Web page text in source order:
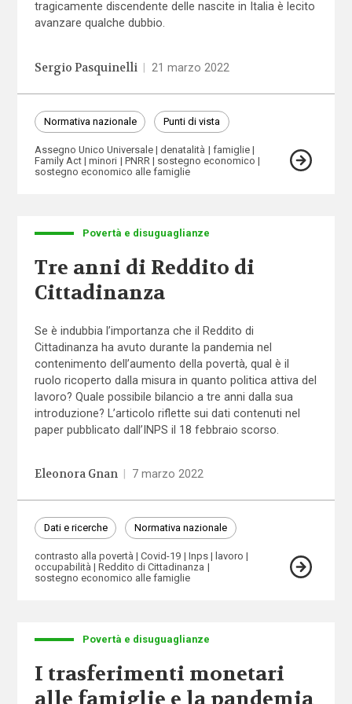
tragicamente discendente delle nascite in Italia è lecito
avanzare qualche dubbio.
Sergio Pasquinelli 21 marzo 2022
Normativa nazionale Punti di vista
Assegno Unico Universale denatalità
famiglie
Family Act
minori PNRR
sostegno economico
sostegno economico alle famiglie
Povertà e disuguaglianze
Tre anni di Reddito di
Cittadinanza
Se è indubbia l’importanza che il Reddito di
Cittadinanza ha avuto durante la pandemia nel
contenimento dell’aumento della povertà, qual è il
ruolo ricoperto dalla misura in quanto politica attiva del
lavoro? Quale possibile bilancio a tre anni dalla sua
introduzione? L’articolo riflette sui dati contenuti nel
paper pubblicato dall’INPS il 18 febbraio scorso.
Eleonora Gnan 7 marzo 2022
Dati e ricerche Normativa nazionale
contrasto alla povertà Covid-19 Inps
lavoro
occupabilità
Reddito di Cittadinanza
sostegno economico alle famiglie
Povertà e disuguaglianze
I trasferimenti monetari